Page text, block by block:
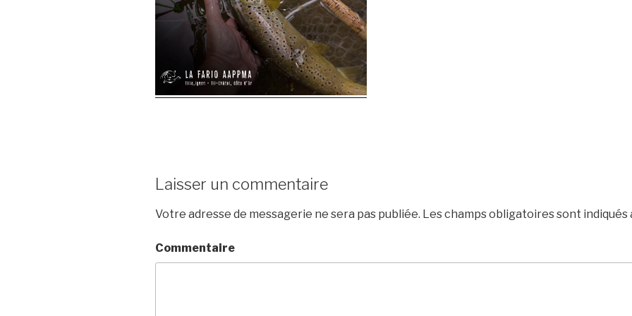
Laisser un commentaire
Votre adresse de messagerie ne sera pas publiée. Les champs obligatoires sont indiqués
Commentaire